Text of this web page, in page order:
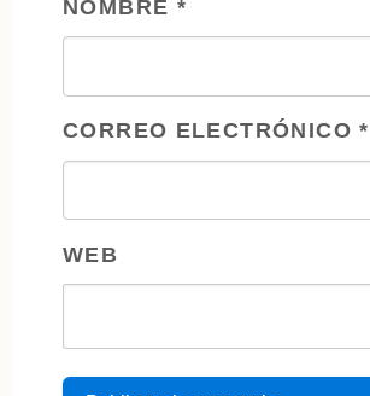
NOMBRE *
CORREO ELECTRÓNICO*
WEB